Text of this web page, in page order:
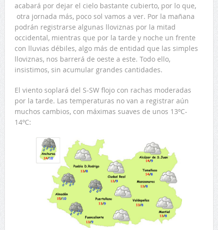
acabará por dejar el cielo bastante cubierto, por lo que,
otra jornada más, poco sol vamos a ver. Por la mañana
podrán registrarse algunas lloviznas por la mitad
occidental, mientras que por la tarde y noche un frente
con lluvias débiles, algo más de entidad que las simples
lloviznas, nos barrerá de oeste a este. Todo ello,
insistimos, sin acumular grandes cantidades.
El viento soplará del S-SW flojo con rachas moderadas
por la tarde. Las temperaturas no van a registrar aún
muchos cambios, con máximas suaves de unos 13ºC-
14ºC: